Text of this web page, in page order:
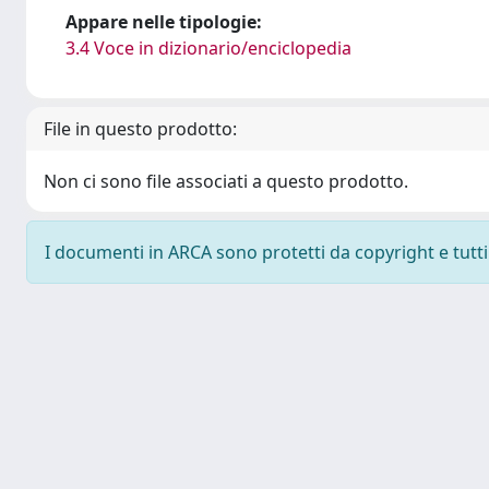
Appare nelle tipologie:
3.4 Voce in dizionario/enciclopedia
File in questo prodotto:
Non ci sono file associati a questo prodotto.
I documenti in ARCA sono protetti da copyright e